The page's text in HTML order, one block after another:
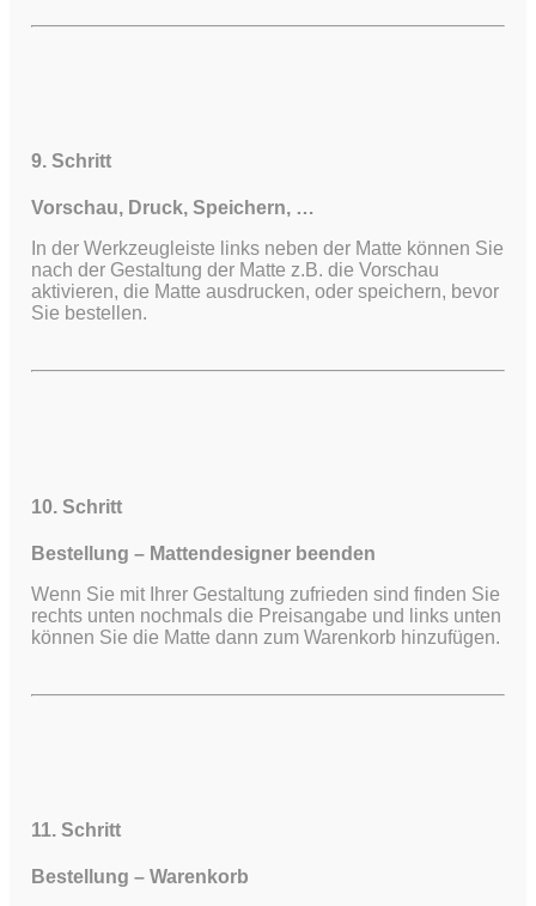
9. Schritt
Vorschau, Druck, Speichern, …
In der Werkzeugleiste links neben der Matte können Sie
nach der Gestaltung der Matte z.B. die Vorschau
aktivieren, die Matte ausdrucken, oder speichern, bevor
Sie bestellen.
10. Schritt
Bestellung – Mattendesigner beenden
Wenn Sie mit Ihrer Gestaltung zufrieden sind finden Sie
rechts unten nochmals die Preisangabe und links unten
können Sie die Matte dann zum Warenkorb hinzufügen.
11. Schritt
Bestellung – Warenkorb